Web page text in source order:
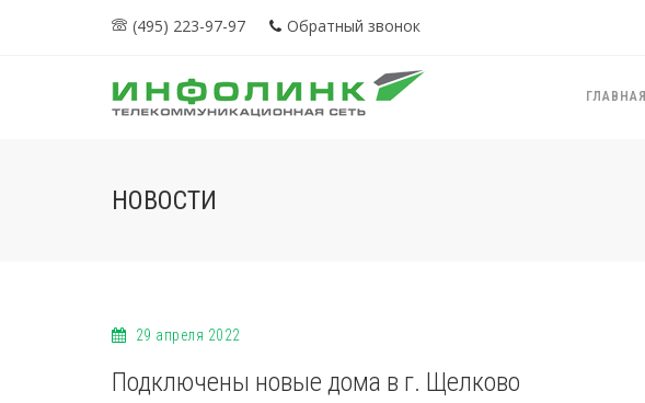
(495) 223-97-97 Обратный звонок
ГЛАВНАЯ
НОВОСТИ
29 апреля 2022
Подключены новые дома в г. Щелково